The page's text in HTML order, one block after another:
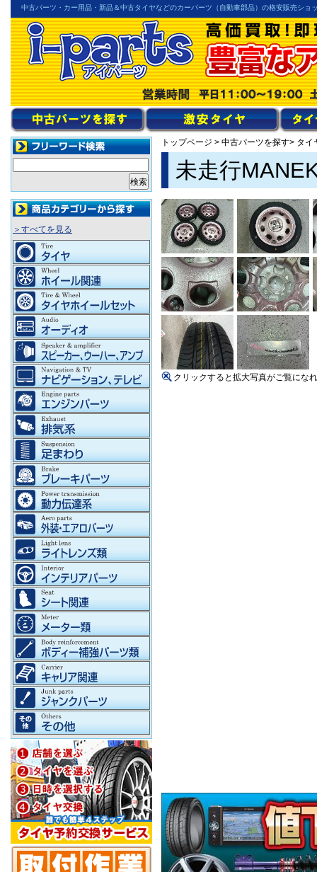
中古パーツ・カー用品・新品＆中古タイヤなどのカーパーツ（自動車部品）の格安販売ショ
トップページ > 中古パーツを探す> タイ
未走行
クリックすると拡大写真がご覧にな
＞すべてを見る